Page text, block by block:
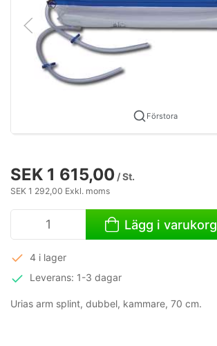
Förstora
SEK 1 615,00 / St.
SEK 1 292,00 Exkl. moms
Lägg i varukorg
4 i lager
Leverans: 1-3 dagar
Urias arm splint, dubbel, kammare, 70 cm.